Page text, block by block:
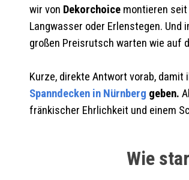
wir von Dekorchoicemontieren seit
Langwasser oder Erlenstegen. Und
großen Preisrutsch warten wie auf
Kurze, direkte Antwort vorab,
Spanndecken in Nürnberg geben.
fränkischer Ehrlichkeit und einem
Wie